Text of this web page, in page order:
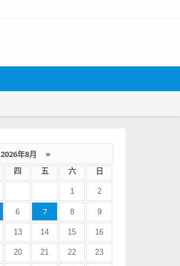
2026年8月 »
四 五 六 日
1 2
6 7 8 9
13 14 15 16
20 21 22 23